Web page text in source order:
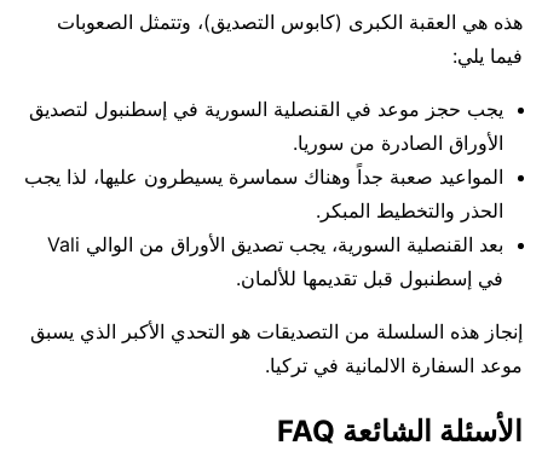
هذه هي العقبة الكبرى (كابوس التصديق)، وتتمثل الصعوبات
فيما يلي:
يجب حجز موعد في القنصلية السورية في إسطنبول لتصديق
الأوراق الصادرة من سوريا.
المواعيد صعبة جداً وهناك سماسرة يسيطرون عليها، لذا يجب
الحذر والتخطيط المبكر.
بعد القنصلية السورية، يجب تصديق الأوراق من الوالي Vali
في إسطنبول قبل تقديمها للألمان.
إنجاز هذه السلسلة من التصديقات هو التحدي الأكبر الذي يسبق
موعد السفارة الالمانية في تركيا.
الأسئلة الشائعة FAQ